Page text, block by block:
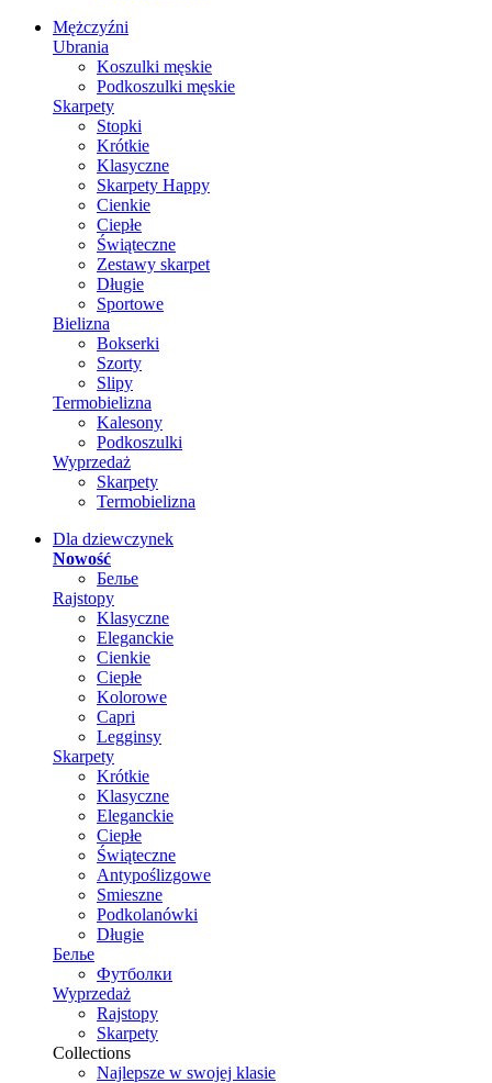
Mężczyźni
Ubrania
Koszulki męskie
Podkoszulki męskie
Skarpety
Stopki
Krótkie
Klasyczne
Skarpety Happy
Cienkie
Ciepłe
Świąteczne
Zestawy skarpet
Długie
Sportowe
Bielizna
Bokserki
Szorty
Slipy
Termobielizna
Kalesony
Podkoszulki
Wyprzedaż
Skarpety
Termobielizna
Dla dziewczynek
Nowość
Белье
Rajstopy
Klasyczne
Eleganckie
Cienkie
Ciepłe
Kolorowe
Capri
Legginsy
Skarpety
Krótkie
Klasyczne
Eleganckie
Ciepłe
Świąteczne
Antypoślizgowe
Smieszne
Podkolanówki
Długie
Белье
Футболки
Wyprzedaż
Rajstopy
Skarpety
Collections
Najlepsze w swojej klasie